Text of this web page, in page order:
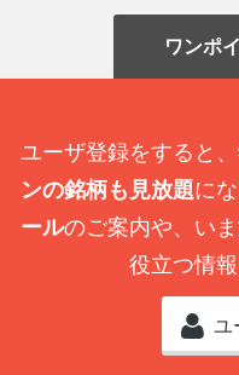
ワンポ
ユーザ登録をすると、
ンの銘柄も見放題に
ールのご案内や、いま
役立つ情
ユ